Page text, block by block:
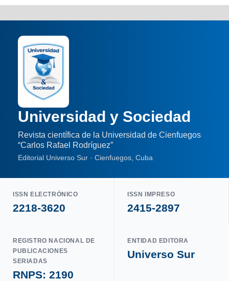
Universidad y Sociedad
Revista científica de la Universidad de Cienfuegos
“Carlos Rafael Rodríguez”
Editorial Universo Sur · Cienfuegos, Cuba
ISSN ELECTRÓNICO
2218-3620
ISSN IMPRESO
2415-2897
REGISTRO NACIONAL DE
PUBLICACIONES
SERIADAS
RNPS: 2190
ENTIDAD EDITORA
Universo Sur